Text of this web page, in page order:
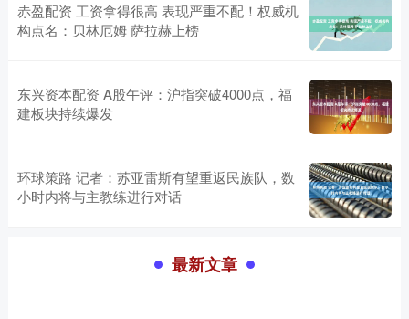
赤盈配资 工资拿得很高 表现严重不配！权威机
构点名：贝林厄姆 萨拉赫上榜
东兴资本配资 A股午评：沪指突破4000点，福
建板块持续爆发
环球策路 记者：苏亚雷斯有望重返民族队，数
小时内将与主教练进行对话
最新文章